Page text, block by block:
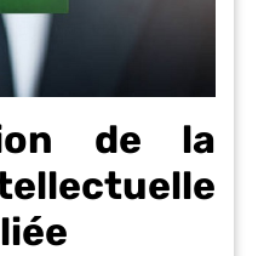
de la